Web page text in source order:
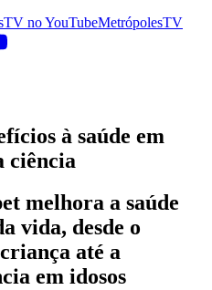
noYouTubeMetrópolesTV
à saúde em
ciência
melhora a saúde
vida, desde o
até a
em idosos